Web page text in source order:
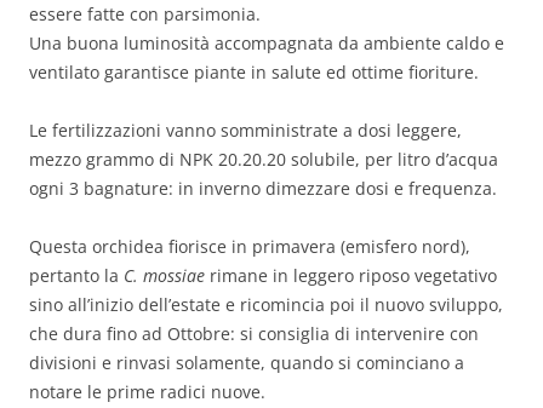
essere fatte con parsimonia.
Una buona luminosità accompagnata da ambiente caldo e
ventilato garantisce piante in salute ed ottime fioriture.
Le fertilizzazioni vanno somministrate a dosi leggere,
mezzo grammo di NPK 20.20.20 solubile, per litro d’acqua
ogni 3 bagnature: in inverno dimezzare dosi e frequenza.
Questa orchidea fiorisce in primavera (emisfero nord),
pertanto la C. mossiae rimane in leggero riposo vegetativo
sino all’inizio dell’estate e ricomincia poi il nuovo sviluppo,
che dura fino ad Ottobre: si consiglia di intervenire con
divisioni e rinvasi solamente, quando si cominciano a
notare le prime radici nuove.